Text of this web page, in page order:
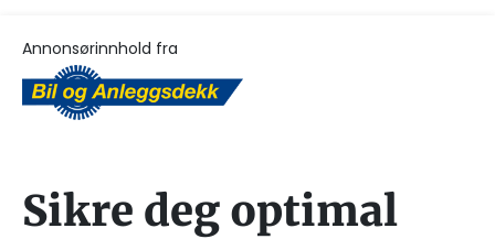
Annonsørinnhold fra
Sikre deg optimal